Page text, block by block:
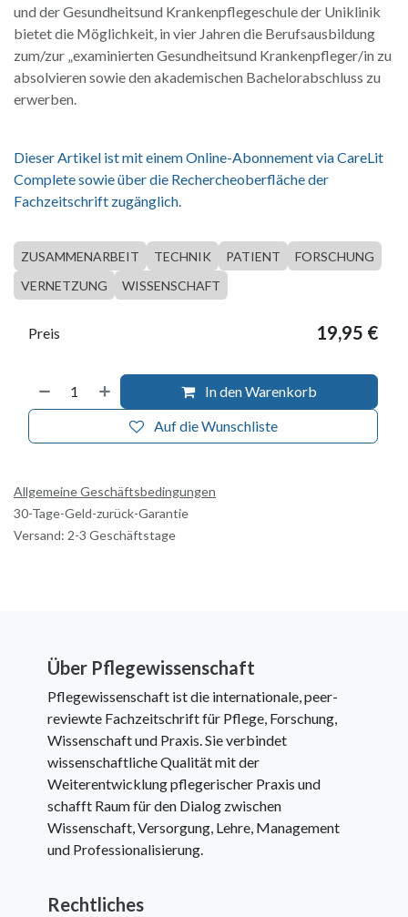
und der Gesundheitsund Krankenpflegeschule der Uniklinik
bietet die Möglichkeit, in vier Jahren die Berufsausbildung
zum/zur „examinierten Gesundheitsund Krankenpfleger/in zu
absolvieren sowie den akademischen Bachelorabschluss zu
erwerben.
Dieser Artikel ist mit einem Online-Abonnement via CareLit
Complete sowie über die Rechercheoberfläche der
Fachzeitschrift zugänglich.
ZUSAMMENARBEIT TECHNIK PATIENT
FORSCHUNG
VERNETZUNG
WISSENSCHAFT
In den Warenkorb
Auf die Wunschliste
Preis 19,95 €
Allgemeine Geschäftsbedingungen
30-Tage-Geld-zurück-Garantie
Versand: 2-3 Geschäftstage
Über Pflegewissenschaft
Pflegewissenschaft ist die internationale, peer-
reviewte Fachzeitschrift für Pflege, Forschung,
Wissenschaft und Praxis. Sie verbindet
wissenschaftliche Qualität mit der
Weiterentwicklung pflegerischer Praxis und
schafft Raum für den Dialog zwischen
Wissenschaft, Versorgung, Lehre, Management
und Professionalisierung.
Rechtliches